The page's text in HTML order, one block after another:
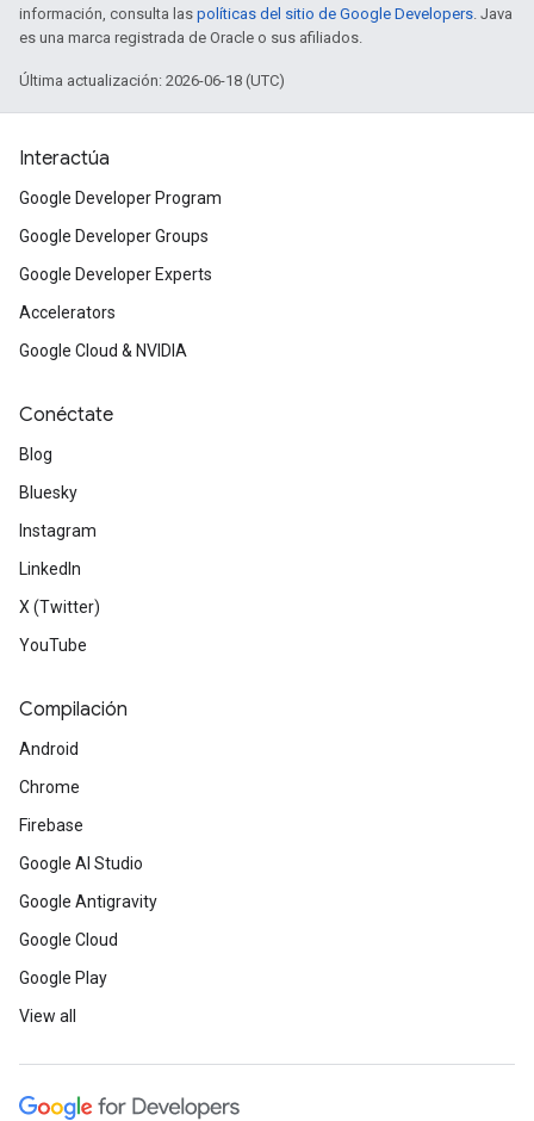
información, consulta las políticas del sitio de Google Developers. Java
es una marca registrada de Oracle o sus afiliados.
Última actualización: 2026-06-18 (UTC)
Interactúa
Google Developer Program
Google Developer Groups
Google Developer Experts
Accelerators
Google Cloud & NVIDIA
Conéctate
Blog
Bluesky
Instagram
LinkedIn
X (Twitter)
YouTube
Compilación
Android
Chrome
Firebase
Google AI Studio
Google Antigravity
Google Cloud
Google Play
View all